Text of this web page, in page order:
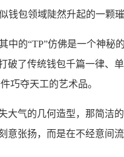
钱包领域陡然升起的一颗
中的“TP”仿佛是一个神
破了传统钱包千篇一律、
巧夺天工的艺术品。
大气的几何造型，那简洁
意张扬，而是在不经意间